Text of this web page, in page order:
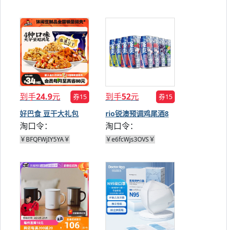
到手24.9元 券15
好巴食 豆干大礼包
1001g
淘口令：
￥BFQFWjIY5YA￥
到手52元 券15
rio锐澳预调鸡尾酒8
度8罐
淘口令：
￥e6fcWjs3OVS￥